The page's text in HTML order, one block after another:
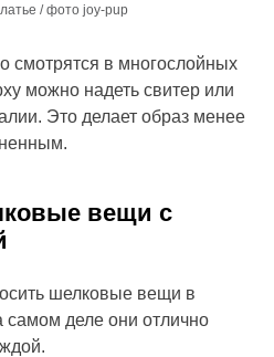
/ фото joy-pup
смотрятся в многослойных
можно надеть свитер или
Это делает образ менее
вещи с
шелковые вещи в
деле они отлично